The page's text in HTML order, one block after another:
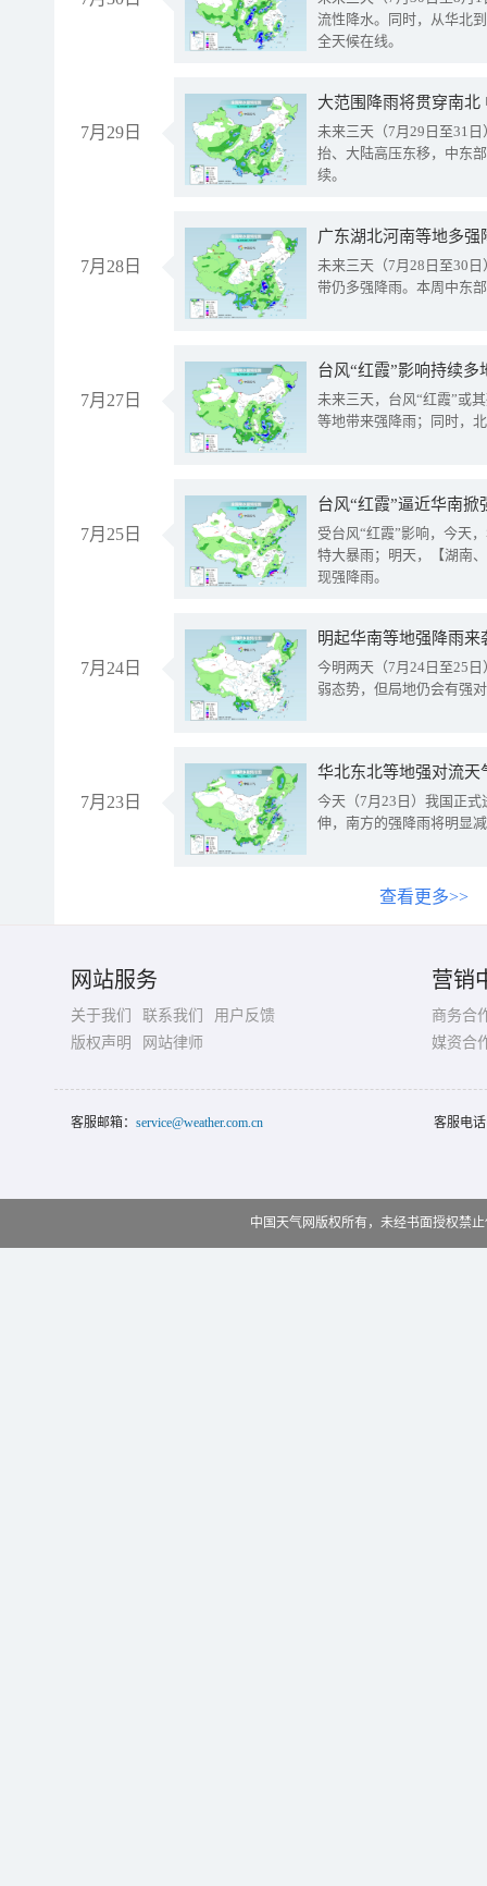
流性降水。同时，从华北
全天候在线。
7月29日
大范围降雨将贯穿南
未来三天（7月29日至31
抬、大陆高压东移，中东
续。
7月28日
广东湖北河南等地多
未来三天（7月28日至30
带仍多强降雨。本周中东
7月27日
台风“红霞”影响持续
未来三天，台风“红霞”或
等地带来强降雨；同时，
7月25日
台风“红霞”逼近华南
受台风“红霞”影响，今天
特大暴雨；明天，【湖南
现强降雨。
7月24日
明起华南等地强降雨
今明两天（7月24日至25
弱态势，但局地仍会有强
7月23日
华北东北等地强对流天
今天（7月23日）我国正
伸，南方的强降雨将明显
查看更多>>
网站服务
关于我们 联系我们
用户反馈
版权声明
网站律师
营销
商务合
媒资合
客服邮箱： service@weather.com.cn 客服电
中国天气网版权所有，未经书面授权